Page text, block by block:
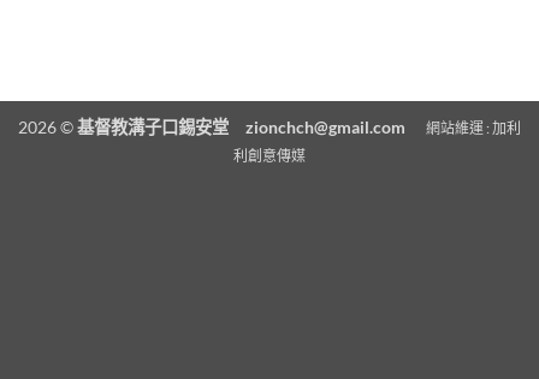
2026 ©基督教溝子口錫安堂 zionchch@gmail.com 網站維運 : 加利
利創意傳媒